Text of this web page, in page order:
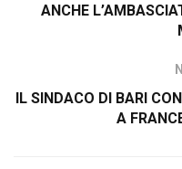
ANCHE
IL SINDACO DI BARI
A